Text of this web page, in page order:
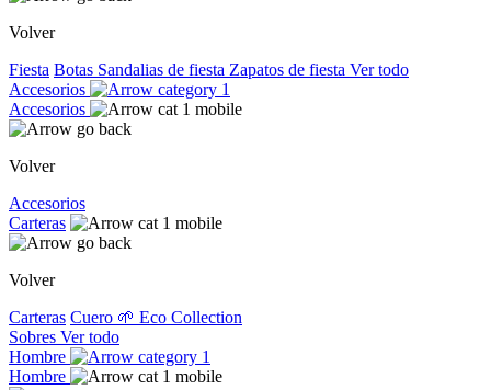
Volver
Fiesta Botas Sandalias de fiesta Zapatos de fiesta Ver todo
Accesorios
Accesorios
Volver
Accesorios
Carteras
Volver
Carteras Cuero 🌱 Eco Collection
Sobres Ver todo
Hombre
Hombre